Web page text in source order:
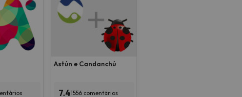
Astún e Candanchú
7.41556 comentários